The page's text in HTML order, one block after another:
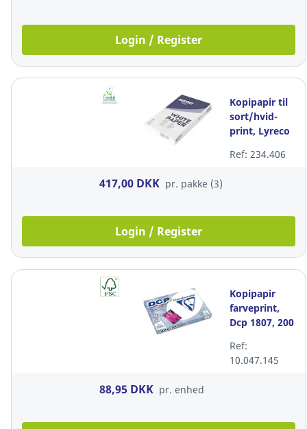
Login / Register
Kopipapir til
sort/hvid-
print, Lyreco
g, pakke a 3 x
Ref: 234.406
417,00 DKK pr. pakke (3)
Login / Register
Kopipapir
farveprint,
Dcp 1807, 200
hvid, A4,
pakke a 250
Ref:
10.047.145
88,95 DKK pr. enhed